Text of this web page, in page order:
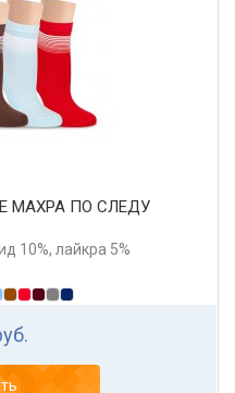
МАХРА ПО СЛЕДУ
10%, лайкра 5%